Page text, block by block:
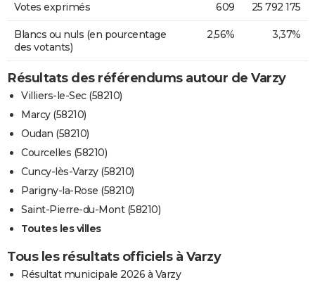
Votes exprimés 609 25 792 175
Blancs ou nuls (en pourcentage
des votants)
2,56% 3,37%
Résultats des référendums autour de Varzy
Villiers-le-Sec (58210)
Marcy (58210)
Oudan (58210)
Courcelles (58210)
Cuncy-lès-Varzy (58210)
Parigny-la-Rose (58210)
Saint-Pierre-du-Mont (58210)
Toutes les villes
Tous les résultats officiels à Varzy
Résultat municipale 2026 à Varzy